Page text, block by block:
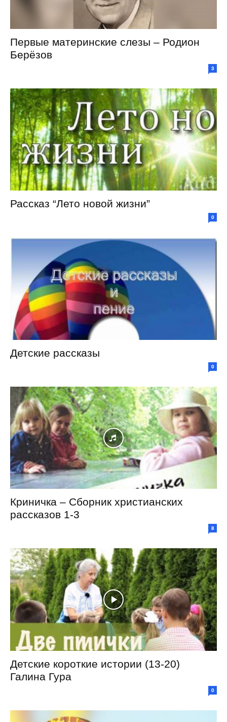
Первые материнские слезы – Родион
Берёзов
3
Рассказ “Лето новой жизни”
0
Детские рассказы
0
Криничка – Сборник христианских
рассказов 1-3
8
Детские короткие истории (13-20)
Галина Гура
0